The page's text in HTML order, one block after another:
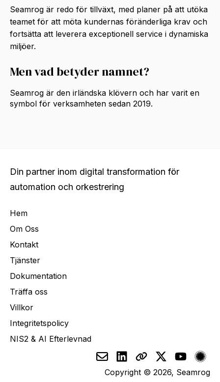
Seamrog är redo för tillväxt, med planer på att utöka
teamet för att möta kundernas föränderliga krav och
fortsätta att leverera exceptionell service i dynamiska
miljöer.
Men vad betyder namnet?
Seamrog är den irländska klövern och har varit en
symbol för verksamheten sedan 2019.
Din partner inom digital transformation för
automation och orkestrering
Hem
Om Oss
Kontakt
Tjänster
Dokumentation
Träffa oss
Villkor
Integritetspolicy
NIS2 & AI Efterlevnad
Copyright © 2026, Seamrog